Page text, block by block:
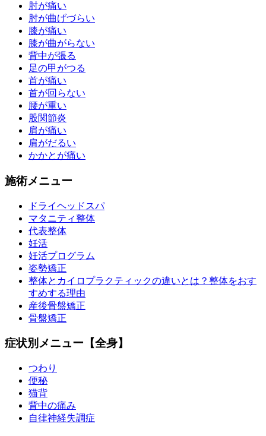
肘が痛い
肘が曲げづらい
膝が痛い
膝が曲がらない
背中が張る
足の甲がつる
首が痛い
首が回らない
腰が重い
股関節炎
肩が痛い
肩がだるい
かかとが痛い
施術メニュー
ドライヘッドスパ
マタニティ整体
代表整体
妊活
妊活プログラム
姿勢矯正
整体とカイロプラクティックの違いとは？整体をおす
すめする理由
産後骨盤矯正
骨盤矯正
症状別メニュー【全身】
つわり
便秘
猫背
背中の痛み
自律神経失調症